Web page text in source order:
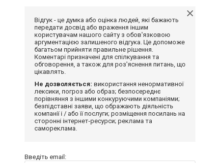
Відгук - це думка або оцінка людей, які бажають
передати досвід або враження іншим
користувачам нашого сайту з обов'язковою
аргументацією залишеного відгука. Це допоможе
багатьом прийняти правильне рішення.
Коментарі призначені для спілкування та
обговорення, а також для роз'яснення питань, що
цікавлять.
Не дозволяється: використання ненормативної
лексики, погроз або образ; безпосереднє
порівняння з іншими конкуруючими компаніями;
безпідставні заяви, що ображають діяльність
компанії і / або її послуги; розміщення посилань на
сторонні інтернет-ресурси; реклама та
самореклама.
Введіть email: